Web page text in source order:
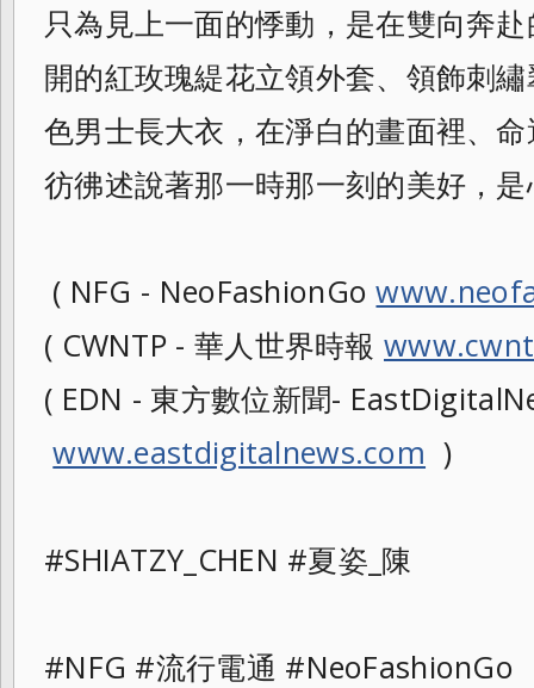
只為見上一面的悸動，是在雙向奔
開的紅玫瑰緹花立領外套、領飾刺
色男士長大衣，在淨白的畫面裡、
彷彿述說著那一時那一刻的美好，
( NFG - NeoFashionGo
( CWNTP - 華人世界時報
( EDN - 東方數位新聞-
www.eastdigitalnews.com )
#SHIATZY_CHEN #夏姿_陳
#NFG #流行電通 #NeoFashionGo